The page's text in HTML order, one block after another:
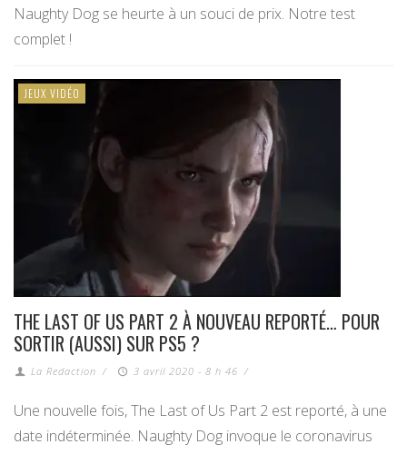
Naughty Dog se heurte à un souci de prix. Notre test
complet !
JEUX VIDÉO
THE LAST OF US PART 2 À NOUVEAU REPORTÉ… POUR
SORTIR (AUSSI) SUR PS5 ?
La Redaction / 3 avril 2020 - 8 h 46 /
Une nouvelle fois, The Last of Us Part 2 est reporté, à une
date indéterminée. Naughty Dog invoque le coronavirus